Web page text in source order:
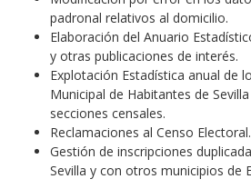
padronal relativos al domicilio.
Elaboración del Anuario
y otras publicaciones de interés.
Explotación Estadística anual de
Municipal de Habitantes de
secciones censales.
Reclamaciones al Censo Electoral.
Gestión de inscripciones
Sevilla y con otros municipios de